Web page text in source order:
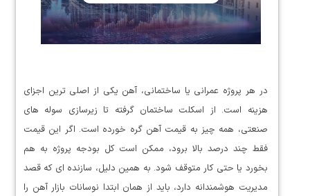
در هر پروژه عمرانی یا ساختمانی، آهن یکی از اصلی ترین اجزای
هزینه است. از اسکلت ساختمان گرفته تا زیرسازی سوله های
صنعتی، همه چیز به قیمت آهن گره خورده است. اگر این قیمت
فقط چند درصد بالا برود، ممکن است کل بودجه پروژه به هم
بخورد یا حتی کار متوقف شود. به همین دلیل، سازنده ای که قصد
مدیریت هوشمندانه دارد، باید از همان ابتدا نوسانات بازار آهن را